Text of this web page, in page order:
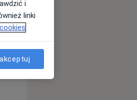
Wt,
11 Sie
i
linki